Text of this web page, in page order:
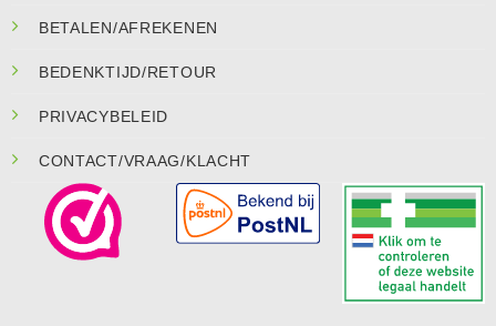
BETALEN/AFREKENEN
BEDENKTIJD/RETOUR
PRIVACYBELEID
CONTACT/VRAAG/KLACHT